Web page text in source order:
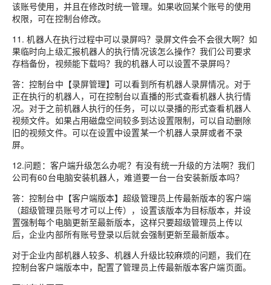
该账号使用，并且在修改时统一管理。如果收回某个账号的使用
权限，可在控制台修改。
11. 机器人在执行过程中可以录屏吗？录屏文件会不会很大啊？如
果临时向上级汇报机器人的执行情况该怎么操作？我们公司要求
存档备份，视频能下载吗？我的机器人可以设置不录屏吗？
答：控制台中【录屏管理】可以看到所有机器人录屏情况。对于
正在执行的机器人，可在控制台以直播的形式查看机器人执行情
况。对于之前机器人执行的任务，可以以录播的形式查看机器人
视频文件。如果占用磁盘空间较多到达设置限制，可以自动删除
旧的视频文件。可以在设置中设置某一个机器人录屏或者不录
屏。
12.问题：客户端升级怎么办呢？有没有统一升级的方法啊？我们
公司有60台电脑安装机器人，难道要一台一台安装新版本吗？
答：控制台中【客户端版本】超级管理员上传最新版本的客户端
（超级管理员账号才可以上传），设置该版本为目标版本，并设
置强制每个电脑更新至最新版本，这样只要超级管理员上传以
后，企业内部所有账号登录以后就会强制更新至最新版本。
对于企业内部机器人较多、机器人升级比较麻烦的问题，我们在
控制台客户端版本中，配置了管理员上传最新版本客户端页面。